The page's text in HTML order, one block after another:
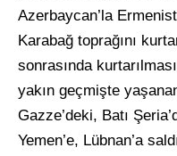
Azerbaycan’la
Karabağ toprağını
sonrasında
yakın geçmişte
Gazze’deki, Batı
Yemen’e, Lübnan’a